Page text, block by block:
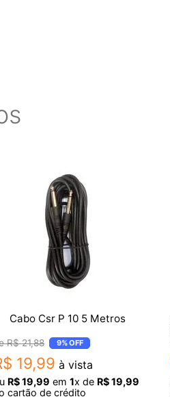
Cabo Csr P 10 5 Metros
R$ 21,88 9%OFF
19,99 à vista
R$19,99 em 1x de R$19,99
cartão de crédito